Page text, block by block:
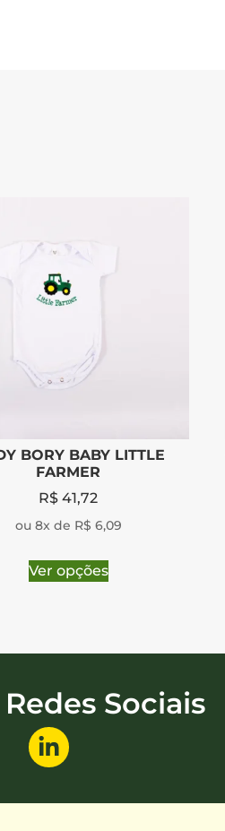
BORY BABY LITTLE
FARMER
R$ 41,72
ou 8x de R$ 6,09
Ver opções
Sociais